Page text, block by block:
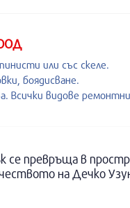
или със скеле.
боядисване.
Всички видове ремонтни
се превръща в
на Дечко